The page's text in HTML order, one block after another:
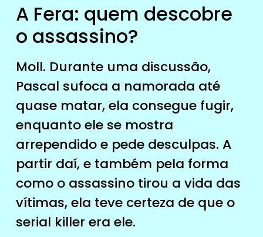
A Fera: quem descobre
o assassino?
Moll. Durante uma discussão,
Pascal sufoca a namorada até
quase matar, ela consegue fugir,
enquanto ele se mostra
arrependido e pede desculpas. A
partir daí, e também pela forma
como o assassino tirou a vida das
vítimas, ela teve certeza de que o
serial killer era ele.